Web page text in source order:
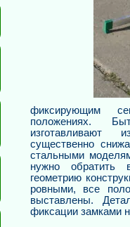
фиксирующим
положениях.
изготавливают
существенно
стальными
нужно обратить
геометрию
ровными, все
выставлены.
фиксации замками